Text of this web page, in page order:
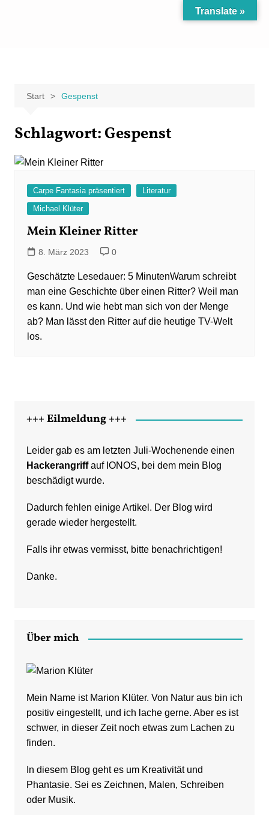
Start Gespenst
Schlagwort:Gespenst
Carpe Fantasia präsentiert
Literatur
Michael Klüter
Mein Kleiner Ritter
8. März 2023 0
Warum schreibt
man eine Geschichte über einen Ritter? Weil man
es kann. Und wie hebt man sich von der Menge
ab? Man lässt den Ritter auf die heutige TV-Welt
los.
+++ Eilmeldung +++
Leider gab es am letzten Juli-Wochenende einen
Hackerangriffauf IONOS, bei dem mein Blog
beschädigt wurde.
Dadurch fehlen einige Artikel. Der Blog wird
gerade wieder hergestellt.
Falls ihr etwas vermisst, bitte benachrichtigen!
Danke.
Über mich
Mein Name ist Marion Klüter. Von Natur aus bin ich
positiv eingestellt, und ich lache gerne. Aber es ist
schwer, in dieser Zeit noch etwas zum Lachen zu
finden.
In diesem Blog geht es um Kreativität und
Phantasie. Sei es Zeichnen, Malen, Schreiben
oder Musik.
Translate »